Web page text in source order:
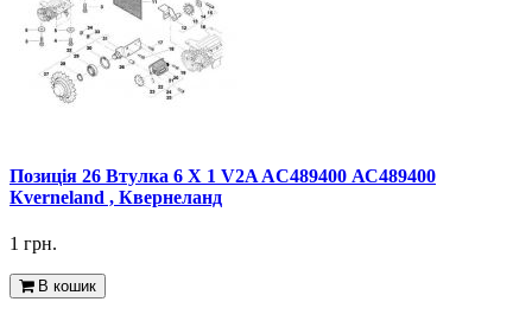
Позиція 26 Втулка 6 X 1 V2A AC489400 АС489400
Кverneland , Квернеланд
1 грн.
В кошик